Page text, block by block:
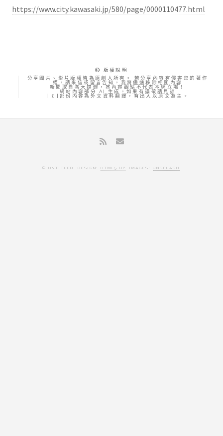
https://www.city.kawasaki.jp/580/page/0000110477.html
版權說明
分享圖片、影片版權皆為原創人所有。 若分享內容有侵害您的著作
權，請來信或留言告知，我將儘速移除相關內容
新聞取自各大媒體，其內容觀點不代表本網立場！
網站內容部分 AI 生成，如果有誤敬請見諒
| £ |部份內容為外文資料翻譯，有出入以原文為主。
© UNTITLED. DESIGN: HTML5 UP. IMAGES: UNSPLASH .